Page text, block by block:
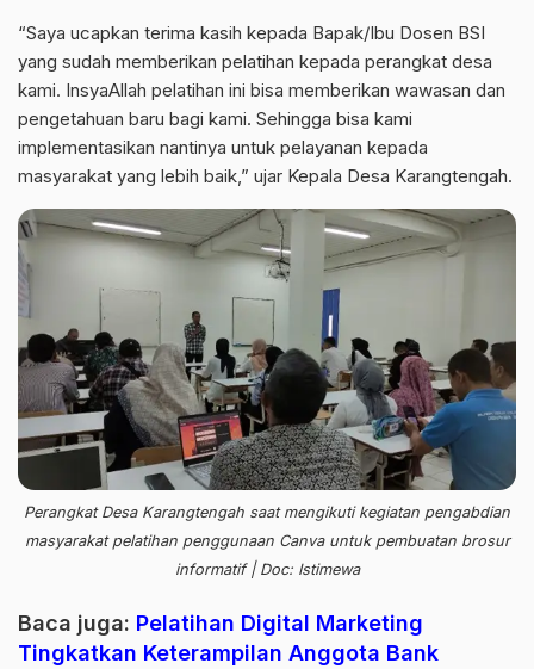
“Saya ucapkan terima kasih kepada Bapak/Ibu Dosen BSI
yang sudah memberikan pelatihan kepada perangkat desa
kami. InsyaAllah pelatihan ini bisa memberikan wawasan dan
pengetahuan baru bagi kami. Sehingga bisa kami
implementasikan nantinya untuk pelayanan kepada
masyarakat yang lebih baik,” ujar Kepala Desa Karangtengah.
Perangkat Desa Karangtengah saat mengikuti kegiatan pengabdian
masyarakat pelatihan penggunaan Canva untuk pembuatan brosur
informatif | Doc: Istimewa
Baca juga: Pelatihan Digital Marketing
Tingkatkan Keterampilan Anggota Bank